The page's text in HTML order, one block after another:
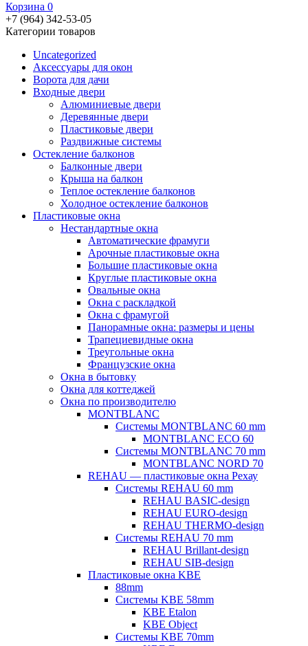
Корзина 0
+7 (964) 342-53-05
Категории товаров
Uncategorized
Аксессуары для окон
Ворота для дачи
Входные двери
Алюминиевые двери
Деревянные двери
Пластиковые двери
Раздвижные системы
Остекление балконов
Балконные двери
Крыша на балкон
Теплое остекление балконов
Холодное остекление балконов
Пластиковые окна
Нестандартные окна
Автоматические фрамуги
Арочные пластиковые окна
Большие пластиковые окна
Круглые пластиковые окна
Овальные окна
Окна с раскладкой
Окна с фрамугой
Панорамные окна: размеры и цены
Трапециевидные окна
Треугольные окна
Французские окна
Окна в бытовку
Окна для коттеджей
Окна по производителю
MONTBLANC
Системы MONTBLANC 60 mm
MONTBLANC ECO 60
Системы MONTBLANC 70 mm
MONTBLANC NORD 70
REHAU — пластиковые окна Рехау
Системы REHAU 60 mm
REHAU BASIC-design
REHAU EURO-design
REHAU THERMO-design
Системы REHAU 70 mm
REHAU Brillant-design
REHAU SIB-design
Пластиковые окна KBE
88mm
Системы KBE 58mm
KBE Etalon
KBE Object
Системы KBE 70mm